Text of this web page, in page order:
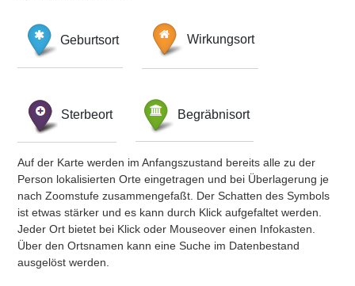
Geburtsort Wirkungsort
Sterbeort Begräbnisort
Auf der Karte werden im Anfangszustand bereits alle zu der
Person lokalisierten Orte eingetragen und bei Überlagerung je
nach Zoomstufe zusammengefaßt. Der Schatten des Symbols
ist etwas stärker und es kann durch Klick aufgefaltet werden.
Jeder Ort bietet bei Klick oder Mouseover einen Infokasten.
Über den Ortsnamen kann eine Suche im Datenbestand
ausgelöst werden.